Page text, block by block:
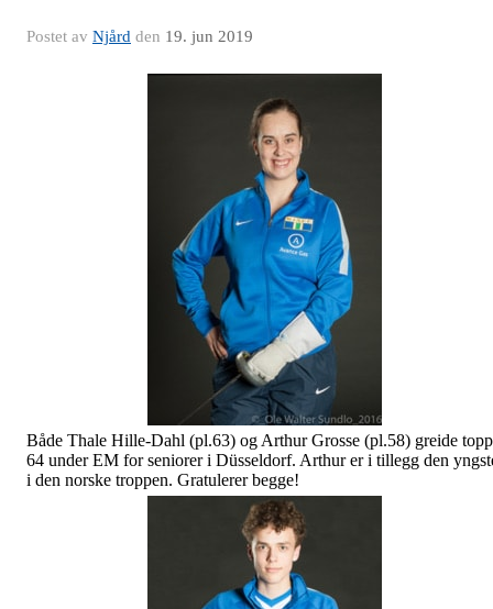
Postet av Njård den 19. jun 2019
Både Thale Hille-Dahl (pl.63) og Arthur Grosse (pl.58) greide topp
64 under EM for seniorer i Düsseldorf. Arthur er i tillegg den
i den norske troppen. Gratulerer begge!